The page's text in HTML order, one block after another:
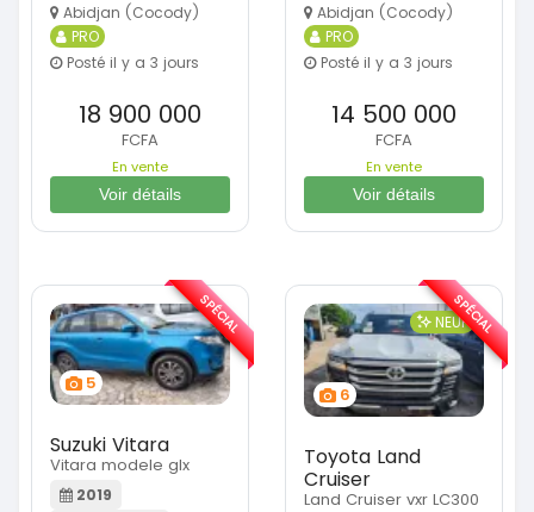
Abidjan (Cocody)
PRO
Posté il y a 3 jours
18 900 000
FCFA
En vente
Voir détails
Abidjan (Cocody)
PRO
Posté il y a 3 jours
14 500 000
FCFA
En vente
Voir détails
5
Suzuki Vitara
Vitara modele glx
2019
SPÉCIAL
6
NEUF
Toyota Land
Cruiser
Land Cruiser vxr LC300
SPÉCIAL